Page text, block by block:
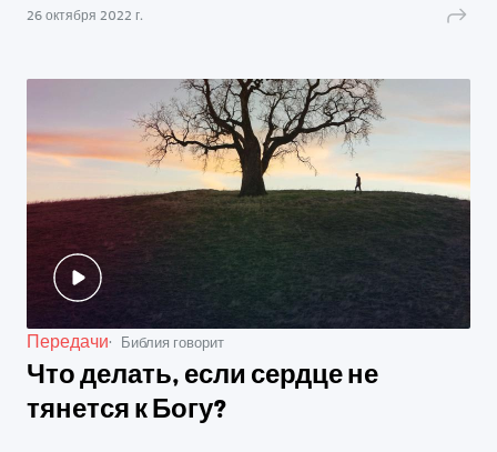
26 октября 2022 г.
Передачи Библия говорит
Что делать, если сердце не
тянется к Богу?